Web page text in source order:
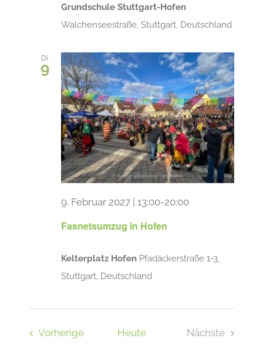
Grundschule Stuttgart-Hofen
Walchenseestraße, Stuttgart, Deutschland
Di.
9
Fasnetsumzug in Hofen
9. Februar 2027 | 13:00-20:00
Kelterplatz Hofen Pfadäckerstraße 1-3,
Stuttgart, Deutschland
VorherigeVeranstaltungen
Heute
Nächste